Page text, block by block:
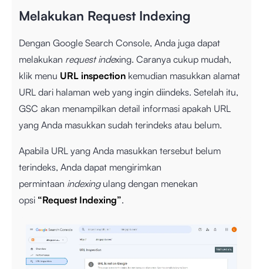
Melakukan Request Indexing
Dengan Google Search Console, Anda juga dapat
melakukan request indexing. Caranya cukup mudah,
klik menu URL inspection kemudian masukkan alamat
URL dari halaman web yang ingin diindeks. Setelah itu,
GSC akan menampilkan detail informasi apakah URL
yang Anda masukkan sudah terindeks atau belum.
Apabila URL yang Anda masukkan tersebut belum
terindeks, Anda dapat mengirimkan
permintaan indexingulang dengan menekan
opsi “Request Indexing”.